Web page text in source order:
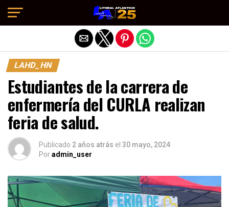
LAHD_HN
Estudiantes de la carrera de
enfermería del CURLA realizan
feria de salud.
Publicado 2 años atrás el 30 mayo, 2024
Poradmin_user
Salir de la versión móvil